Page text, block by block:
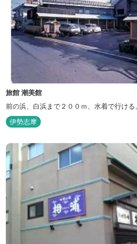
旅館 潮美館
前の浜、白浜まで２００ｍ、水着で行ける。
伊勢志摩